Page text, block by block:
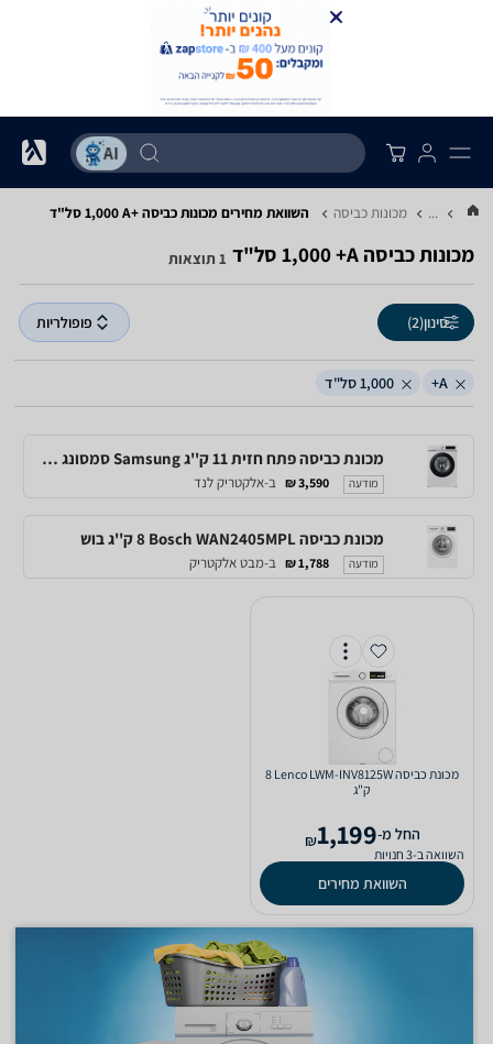
... מכונות כביסה השוואת מחירים מכונות כביסה ‏A+‎ ‏1,000 ‏סל"ד
מכונות כביסה ‏A+ ‏1,000 ‏סל"ד 1 תוצאות
סינון(2) פופולריות
A+ 1,000 סל"ד
מכונת כביסה פתח חזית 11 ק''ג Samsung סמסונג SmartThings WW11BB5044AW
מודעה 3,590 ₪ ב-אלקטריק לנד
מכונת כביסה Bosch WAN2405MPL ‏8 ‏ק''ג בוש
מודעה 1,788 ₪ ב-מבט אלקטריק
מכונת כביסה Lenco LWM-INV8125W ‏8
‏ק"ג
‫החל מ-1,199
₪
השוואה ב-3 חנויות
השוואת מחירים